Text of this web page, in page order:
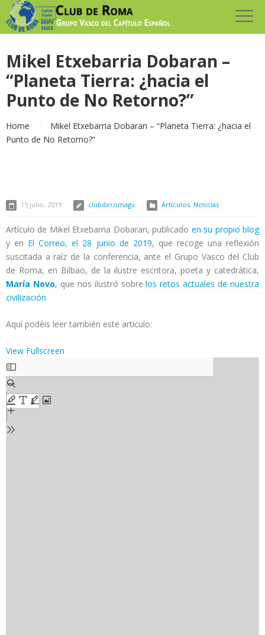
Mikel Etxebarria Dobaran –
“Planeta Tierra: ¿hacia el
Punto de No Retorno?”
Home
Mikel Etxebarria Dobaran – “Planeta Tierra: ¿hacia el
Punto de No Retorno?”
15 julio, 2019 clubderomagv Artículos, Noticias
Artículo de Mikel Etxebarria Dobaran, publicado en su propio blog
y en El Correo, el 28 junio de 2019, que recoge una reflexión
suscitada a raíz de la conferencia, ante el Grupo Vasco del Club
de Roma, en Bilbao, de la ilustre escritora, poeta y catedrática,
María Novo, que nos ilustró sobrelos retos actuales de nuestra
civilización
Aquí podéis leer también este artículo:
View Fullscreen
Saltar
al
contenido
del